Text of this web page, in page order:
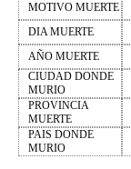
MOTIVO MUERTE
DIA MUERTE
AÑO MUERTE
CIUDAD DONDE
MURIO
PROVINCIA
MUERTE
PAIS DONDE
MURIO